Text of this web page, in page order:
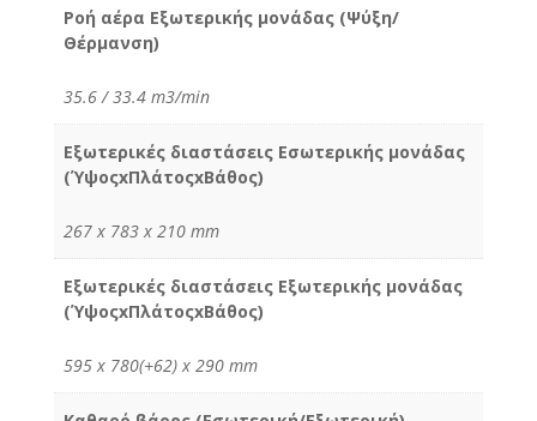
Ροή αέρα Εξωτερικής μονάδας (Ψύξη/
Θέρμανση)
35.6 / 33.4 m3/min
Εξωτερικές διαστάσεις Εσωτερικής μονάδας
(ΎψοςxΠλάτοςxΒάθος)
267 x 783 x 210 mm
Εξωτερικές διαστάσεις Εξωτερικής μονάδας
(ΎψοςxΠλάτοςxΒάθος)
595 x 780(+62) x 290 mm